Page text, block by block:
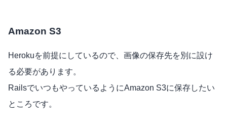
Amazon S3
Herokuを前提にしているので、画像の保存先を別に設け
る必要があります。
RailsでいつもやっているようにAmazon S3に保存したい
ところです。